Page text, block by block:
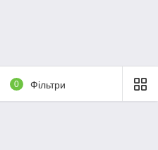
0 Фільтри